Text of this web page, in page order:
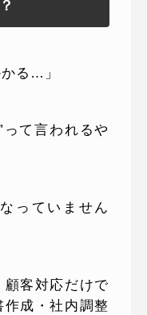
る…」
って言われるや
っていません
顧客対応だけで
作成・社内調整